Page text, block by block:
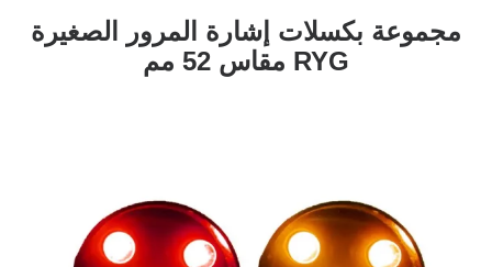
مجموعة بكسلات إشارة المرور الصغيرة
RYG مقاس 52 مم